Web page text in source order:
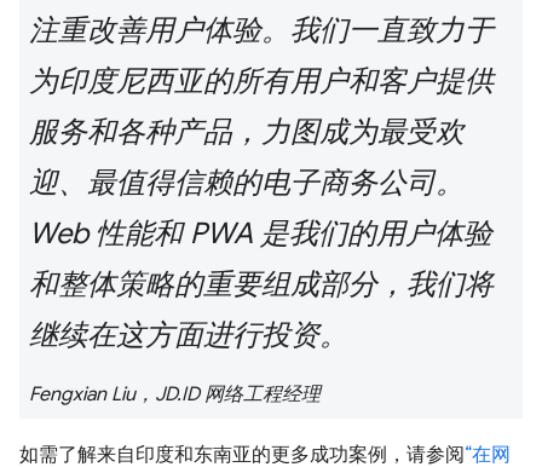
注重改善用户体验。我们一直致力于
为印度尼西亚的所有用户和客户提供
服务和各种产品，力图成为最受欢
迎、最值得信赖的电子商务公司。
Web 性能和 PWA 是我们的用户体验
和整体策略的重要组成部分，我们将
继续在这方面进行投资。
Fengxian Liu，JD.ID 网络工程经理
如需了解来自印度和东南亚的更多成功案例，请参阅“在网